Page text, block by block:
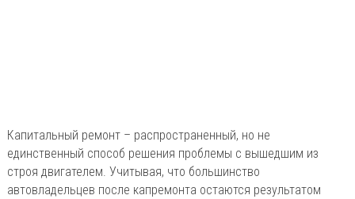
Капитальный ремонт – распространенный, но не
единственный способ решения проблемы с вышедшим из
строя двигателем. Учитывая, что большинство
автовладельцев после капремонта остаются результатом